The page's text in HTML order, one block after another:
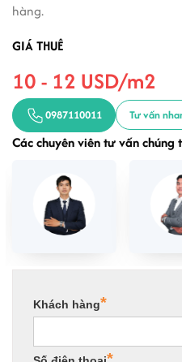
hàng.
GIÁ THUÊ
10 - 12 USD/m2
0987110011 Tư vấn
Các chuyên viên tư vấn chúng